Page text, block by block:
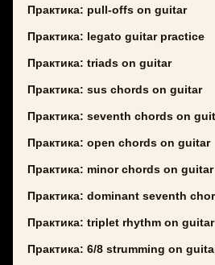
Практика: pull-offs on guitar
Практика: legato guitar practice
Практика: triads on guitar
Практика: sus chords on guitar
Практика: seventh chords on
Практика: open chords on guitar
Практика: minor chords on guitar
Практика: dominant seventh
Практика: triplet rhythm on guitar
Практика: 6/8 strumming on